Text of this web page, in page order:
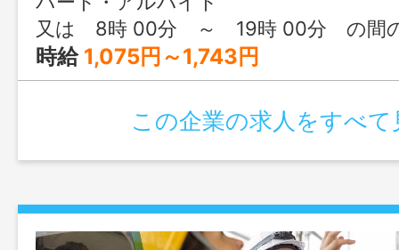
事業所への出勤あり） ご家庭の用事な
な場合にも柔軟に対応します。 慣れる
ッフが同行しますので安心して ご応募
い。 ＊副業可 ＊変更範囲：変更な
又は 8時 00分 ～ 19時 00分 の間
時給 1,075円～1,743円
この企業の求人をすべて